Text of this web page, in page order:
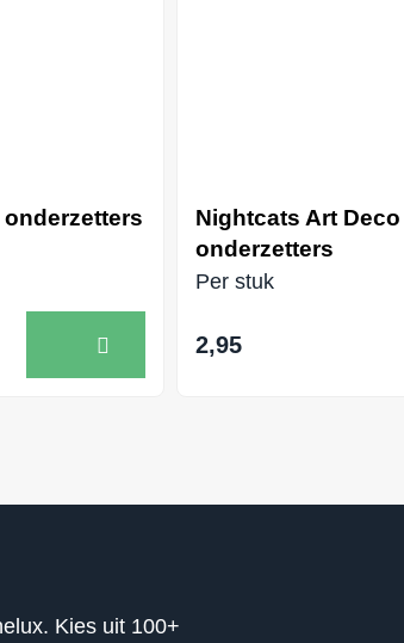
onderzetters
Nightcats Art Deco
onderzetters
Per stuk
2,95
Kies uit 100+